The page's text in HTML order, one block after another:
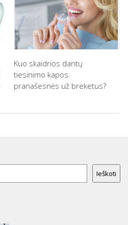
Kuo skaidrios dantų
tiesinimo kapos
pranašesnės už breketus?
Ieškoti